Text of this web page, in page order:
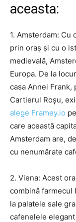
aceasta:
1. Amsterdam:
prin oraș și cu o
medievală,
Europa. De la
casa Annei
Cartierul Roșu,
alege Framey.io
care această
Amsterdam are,
cu nenumărate
2. Viena: Acest
combină farmecul
la palatele sale
cafenelele